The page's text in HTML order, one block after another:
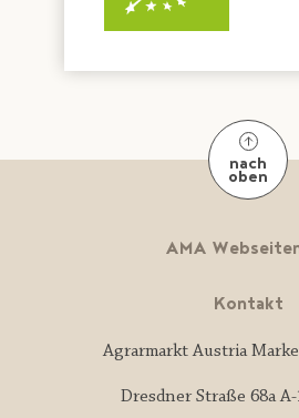
nach
oben
AMA
Kontakt
Agrarmarkt Austria
Dresdner Straße 68a